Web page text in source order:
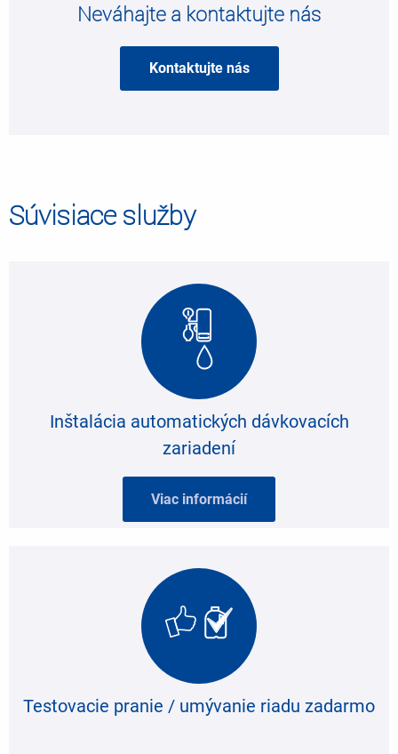
Neváhajte a kontaktujte nás
Kontaktujte nás
Súvisiace služby
Inštalácia automatických dávkovacích
zariadení
Viac informácií
Testovacie pranie / umývanie riadu zadarmo